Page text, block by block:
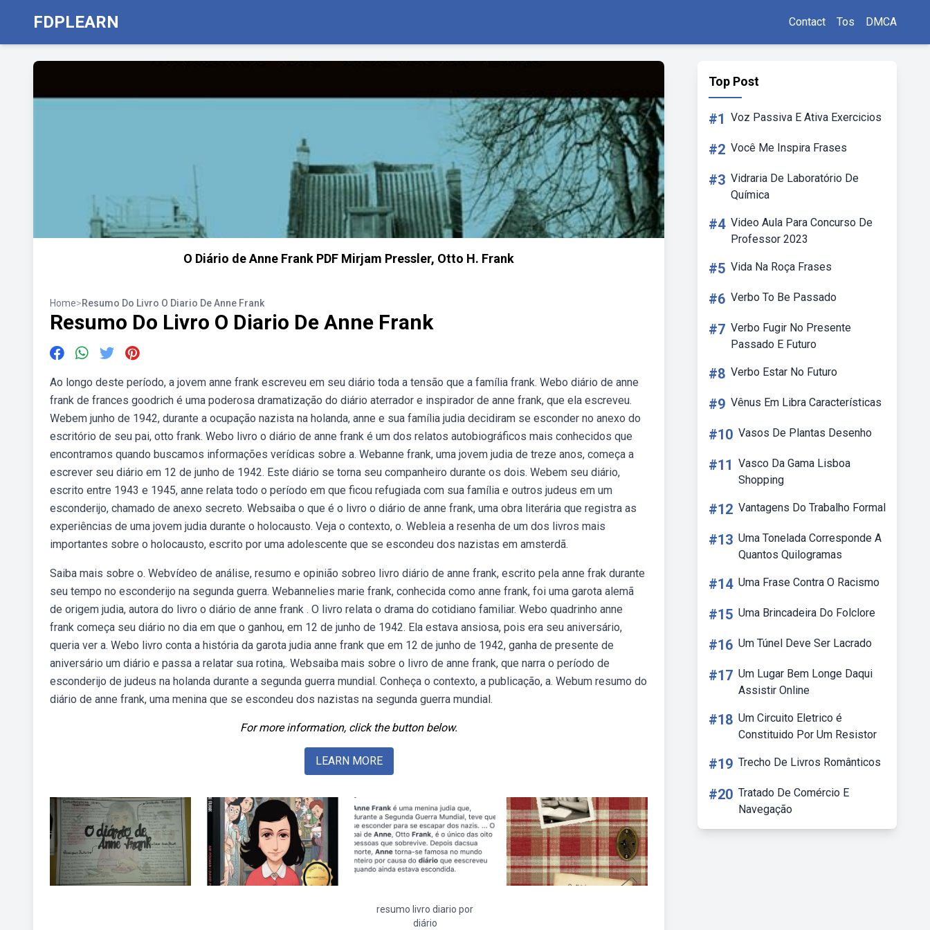
FDPLEARN Contact Tos DMCA
O Diário de Anne Frank PDF Mirjam Pressler, Otto H. Frank
Home>Resumo Do Livro O Diario De Anne Frank
Resumo Do Livro O Diario De Anne Frank
Ao longo deste período, a jovem anne frank escreveu em seu diário toda a tensão que a família frank. Webo diário de anne
frank de frances goodrich é uma poderosa dramatização do diário aterrador e inspirador de anne frank, que ela escreveu.
Webem junho de 1942, durante a ocupação nazista na holanda, anne e sua família judia decidiram se esconder no anexo do
escritório de seu pai, otto frank. Webo livro o diário de anne frank é um dos relatos autobiográficos mais conhecidos que
encontramos quando buscamos informações verídicas sobre a. Webanne frank, uma jovem judia de treze anos, começa a
escrever seu diário em 12 de junho de 1942. Este diário se torna seu companheiro durante os dois. Webem seu diário,
escrito entre 1943 e 1945, anne relata todo o período em que ficou refugiada com sua família e outros judeus em um
esconderijo, chamado de anexo secreto. Websaiba o que é o livro o diário de anne frank, uma obra literária que registra as
experiências de uma jovem judia durante o holocausto. Veja o contexto, o. Webleia a resenha de um dos livros mais
importantes sobre o holocausto, escrito por uma adolescente que se escondeu dos nazistas em amsterdã.
Saiba mais sobre o. Webvídeo de análise, resumo e opinião sobreo livro diário de anne frank, escrito pela anne frak durante
seu tempo no esconderijo na segunda guerra. Webannelies marie frank, conhecida como anne frank, foi uma garota alemã
de origem judia, autora do livro o diário de anne frank . O livro relata o drama do cotidiano familiar. Webo quadrinho anne
frank começa seu diário no dia em que o ganhou, em 12 de junho de 1942. Ela estava ansiosa, pois era seu aniversário,
queria ver a. Webo livro conta a história da garota judia anne frank que em 12 de junho de 1942, ganha de presente de
aniversário um diário e passa a relatar sua rotina,. Websaiba mais sobre o livro de anne frank, que narra o período de
esconderijo de judeus na holanda durante a segunda guerra mundial. Conheça o contexto, a publicação, a. Webum resumo do
diário de anne frank, uma menina que se escondeu dos nazistas na segunda guerra mundial.
For more information, click the button below.
LEARN MORE
resumo livro diario por
diário
Top Post
#1 Voz Passiva E Ativa Exercicios
#2 Você Me Inspira Frases
#3 Vidraria De Laboratório De
Química
#4 Video Aula Para Concurso De
Professor 2023
#5 Vida Na Roça Frases
#6 Verbo To Be Passado
#7 Verbo Fugir No Presente
Passado E Futuro
#8 Verbo Estar No Futuro
#9 Vênus Em Libra Características
#10 Vasos De Plantas Desenho
#11 Vasco Da Gama Lisboa
Shopping
#12 Vantagens Do Trabalho Formal
#13 Uma Tonelada Corresponde A
Quantos Quilogramas
#14 Uma Frase Contra O Racismo
#15 Uma Brincadeira Do Folclore
#16 Um Túnel Deve Ser Lacrado
#17 Um Lugar Bem Longe Daqui
Assistir Online
#18 Um Circuito Eletrico é
Constituido Por Um Resistor
#19 Trecho De Livros Românticos
#20 Tratado De Comércio E
Navegação